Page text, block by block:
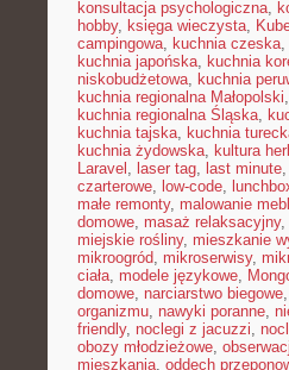
konsultacja psychologiczna,
hobby, księga wieczysta,
campingowa, kuchnia czeska,
kuchnia japońska, kuchnia
niskobudżetowa, kuchnia
kuchnia regionalna Małopolski,
kuchnia regionalna Śląska,
kuchnia tajska, kuchnia
kuchnia żydowska, kultura
Laravel , laser tag, last minute,
czarterowe, low-code,
małe remonty, malowanie
domowe, masaż relaksacyjny,
miejskie rośliny, mieszkanie
mikroogród, mikroserwisy,
ciała, modele językowe,
domowe, narciarstwo biegowe,
organizmu, nawyki poranne,
friendly, noclegi z jacuzzi,
obozy młodzieżowe,
mieszkania, oddech